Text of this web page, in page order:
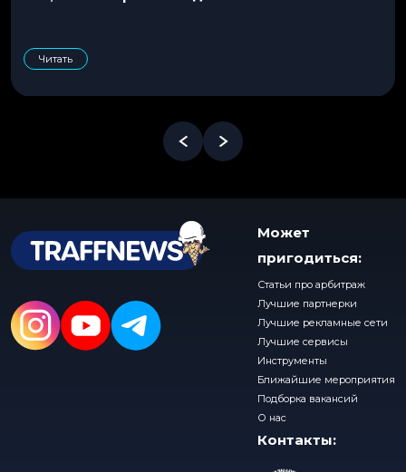
Читать
Может
пригодиться:
Статьи про арбитраж
Лучшие партнерки
Лучшие рекламные сети
Лучшие сервисы
Инструменты
Ближайшие мероприятия
Подборка вакансий
О нас
Контакты: